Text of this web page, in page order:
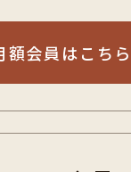
額会員はこちら